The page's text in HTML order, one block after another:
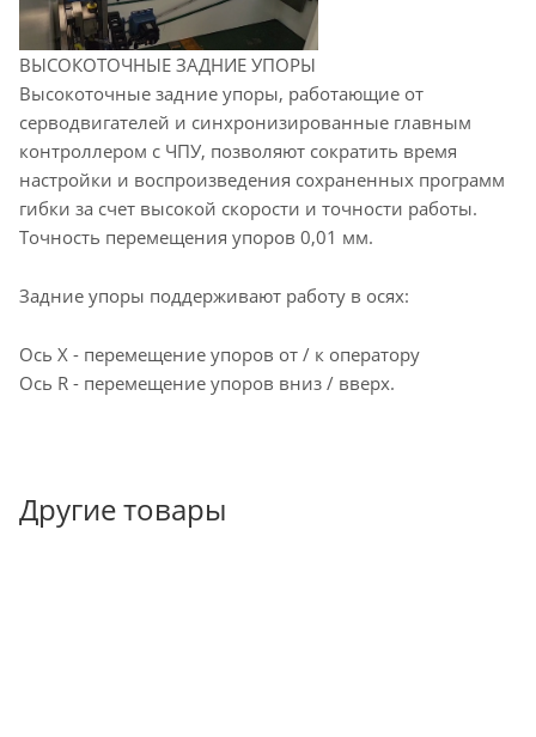
ВЫСОКОТОЧНЫЕ ЗАДНИЕ УПОРЫ
Высокоточные задние упоры, работающие от
серводвигателей и синхронизированные главным
контроллером с ЧПУ, позволяют сократить время
настройки и воспроизведения сохраненных программ
гибки за счет высокой скорости и точности работы.
Точность перемещения упоров 0,01 мм.
Задние упоры поддерживают работу в осях:
Ось X - перемещение упоров от / к оператору
Ось R - перемещение упоров вниз / вверх.
Другие товары